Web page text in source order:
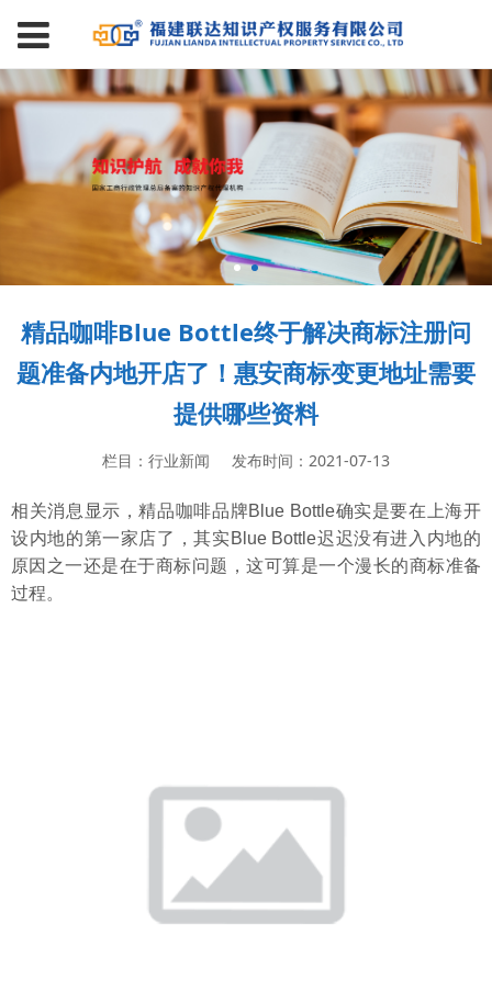
精品咖啡Blue Bottle终于解决商标注册问
题准备内地开店了！惠安商标变更地址需要
提供哪些资料
栏目：行业新闻 发布时间：2021-07-13
相关消息显示，精品咖啡品牌Blue Bottle确实是要在上海开
设内地的第一家店了，其实Blue Bottle迟迟没有进入内地的
原因之一还是在于商标问题，这可算是一个漫长的商标准备
过程。